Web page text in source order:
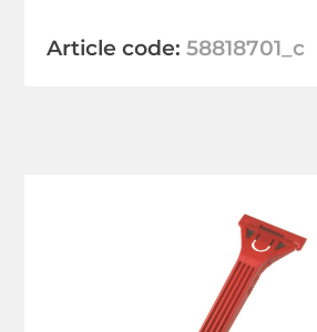
Article code:58818701_c